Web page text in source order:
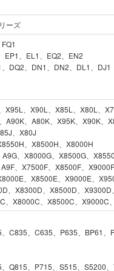
ーズ
EP1、EL1、EQ2、EN2
DQ2、DN1、DN2、DL1、DJ1
、X90L、X85L、X80L、
、A80K、X95K、X90K、
、X80J
、X8500H、X8000H
、X8000G、X8500G、
、X7500F、X8500F、
、X8500E、X9000E、
、X8300D、X8500D、X9300D
X8000C、X8500C、X9000C
C835、C635、P635、BP61、
Q815、P715、S515、S5200